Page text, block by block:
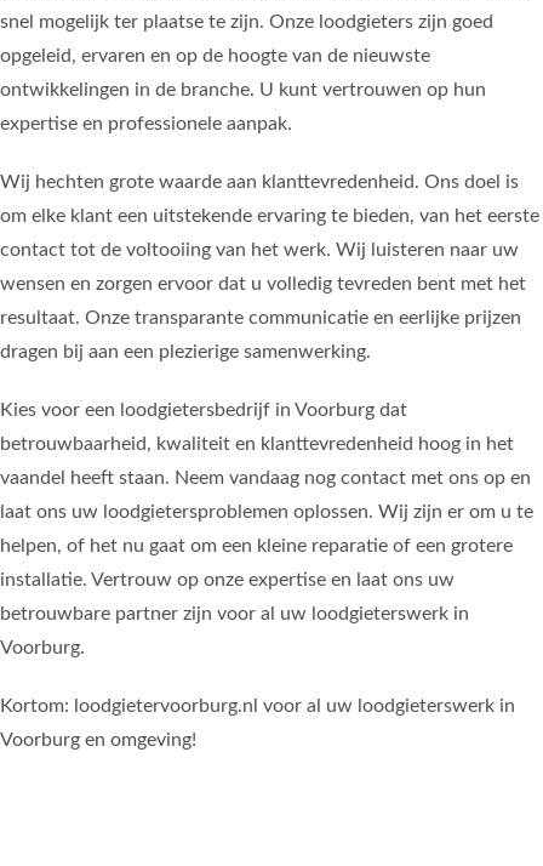
snel mogelijk ter plaatse te zijn. Onze loodgieters zijn goed
opgeleid, ervaren en op de hoogte van de nieuwste
ontwikkelingen in de branche. U kunt vertrouwen op hun
expertise en professionele aanpak.
Wij hechten grote waarde aan klanttevredenheid. Ons doel is
om elke klant een uitstekende ervaring te bieden, van het eerste
contact tot de voltooiing van het werk. Wij luisteren naar uw
wensen en zorgen ervoor dat u volledig tevreden bent met het
resultaat. Onze transparante communicatie en eerlijke prijzen
dragen bij aan een plezierige samenwerking.
Kies voor een loodgietersbedrijf in Voorburg dat
betrouwbaarheid, kwaliteit en klanttevredenheid hoog in het
vaandel heeft staan. Neem vandaag nog contact met ons op en
laat ons uw loodgietersproblemen oplossen. Wij zijn er om u te
helpen, of het nu gaat om een kleine reparatie of een grotere
installatie. Vertrouw op onze expertise en laat ons uw
betrouwbare partner zijn voor al uw loodgieterswerk in
Voorburg.
Kortom: loodgietervoorburg.nl voor al uw loodgieterswerk in
Voorburg en omgeving!